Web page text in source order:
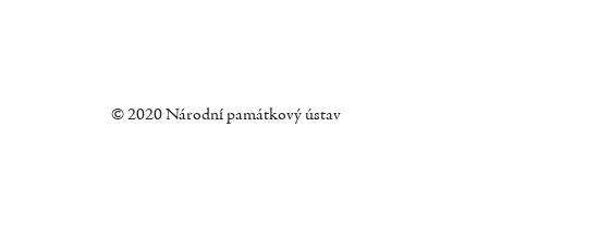
© 2020 Národní památkový ústav